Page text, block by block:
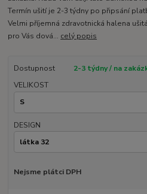
Termín ušití je 2-3 týdny po připsání
Velmi příjemná zdravotnická halena
pro Vás dová... celý popis
Dostupnost
2-3 týdny / na
VELIKOST
DESIGN
Nejsme plátci DPH